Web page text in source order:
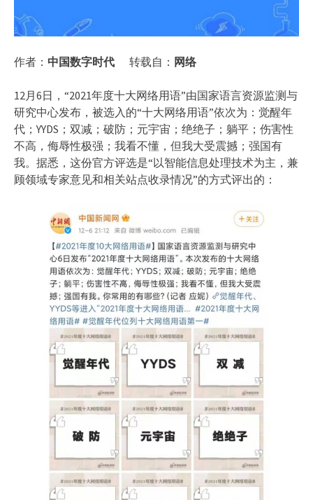
作者： 中国数字时代 转载自： 网络
12月6日，“2021年度十大网络用语”由国家语言资源监测与
研究中心发布，被选入的“十大网络用语”依次为：觉醒年
代；YYDS；双减；破防；元宇宙；绝绝子；躺平；伤害性
不高，侮辱性极强；我看不懂，但我大受震撼；强国有
我。据悉，这份官方评选是“以智能信息处理技术为主，兼
顾领域专家意见和相关站点收录情况”的方式评出的：